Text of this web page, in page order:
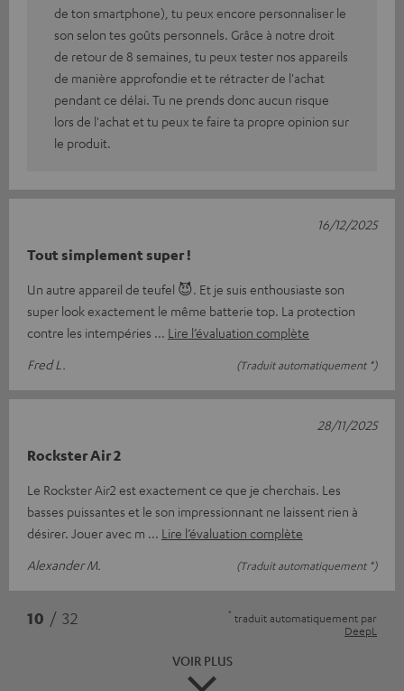
de ton smartphone), tu peux encore personnaliser le
son selon tes goûts personnels. Grâce à notre droit
de retour de 8 semaines, tu peux tester nos appareils
de manière approfondie et te rétracter de l'achat
pendant ce délai. Tu ne prends donc aucun risque
lors de l'achat et tu peux te faire ta propre opinion sur
le produit.
Tout simplement super !
Un autre appareil de teufel 😈. Et je suis enthousiaste son
super look exactement le même batterie top. La protection
contre les intempéries
Lire l’évaluation complète
Fred L.
(Traduit automatiquement *)
16/12/2025
Rockster Air 2
Le Rockster Air2 est exactement ce que je cherchais. Les
basses puissantes et le son impressionnant ne laissent rien à
désirer. Jouer avec m
Lire l’évaluation complète
Alexander M.
(Traduit automatiquement *)
28/11/2025
10 / 32 * traduit automatiquement par
DeepL
VOIR PLUS